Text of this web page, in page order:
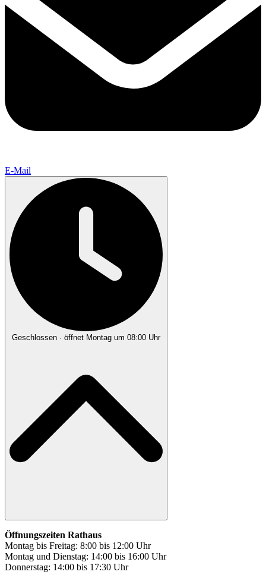
E-Mail
Geschlossen · öffnet Montag um 08:00 Uhr
Öffnungszeiten Rathaus
Montag bis Freitag: 8:00 bis 12:00 Uhr
Montag und Dienstag: 14:00 bis 16:00 Uhr
Donnerstag: 14:00 bis 17:30 Uhr